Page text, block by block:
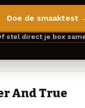
Doe de smaaktest
stel direct je box
And True